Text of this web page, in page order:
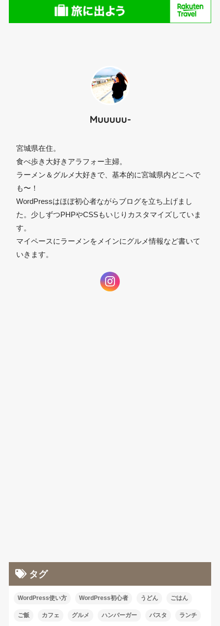
Muuuuu-
宮城県在住。
食べ歩き大好きアラフォー主婦。
ラーメン＆グルメ大好きで、基本的に宮城県内どこへで
も〜！
WordPressはほぼ初心者ながらブログを立ち上げまし
た。少しずつPHPやCSSもいじりカスタマイズしていま
す。
マイペースにラーメンをメインにグルメ情報など書いて
いきます。
タグ
WordPress使い方 WordPress初心者 うどん ごはん
ご飯 カフェ グルメ ハンバーガー パスタ ランチ